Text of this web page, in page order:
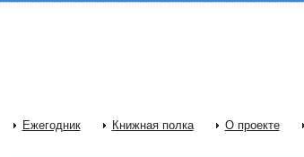
Ежегодник Книжная полка О проекте